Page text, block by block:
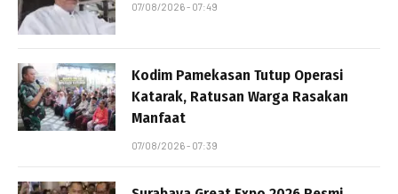
07/08/2026 - 07:49
Kodim Pamekasan Tutup Operasi
Katarak, Ratusan Warga Rasakan
Manfaat
07/08/2026 - 07:39